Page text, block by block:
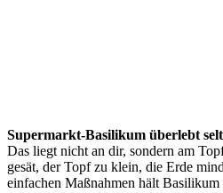
Supermarkt-Basilikum überlebt
Das liegt nicht an dir, sondern am
gesät, der Topf zu klein, die Erde
einfachen Maßnahmen hält